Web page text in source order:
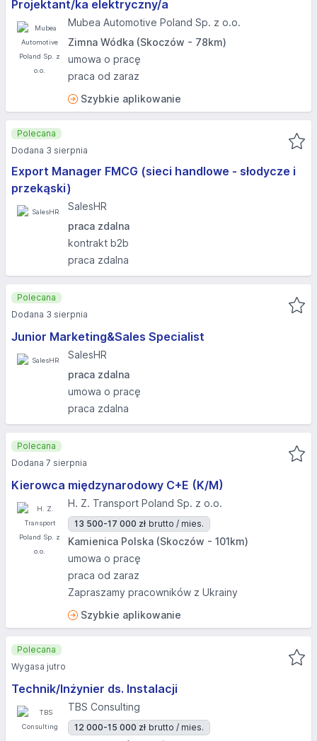
Projektant/ka elektryczny/a
Mubea Automotive Poland Sp. z o.o.
Zimna Wódka (Skoczów - 78km)
umowa o pracę
praca od zaraz
Szybkie aplikowanie
Export Manager FMCG (sieci handlowe - słodycze i
przekąski)
SalesHR
praca zdalna
kontrakt b2b
praca zdalna
Polecana
Dodana 3 sierpnia
Junior Marketing&Sales Specialist
SalesHR
praca zdalna
umowa o pracę
praca zdalna
Polecana
Dodana 3 sierpnia
Kierowca międzynarodowy C+E (K/M)
H. Z. Transport Poland Sp. z o.o.
13 500-17 000 zł brutto / mies.
Kamienica Polska (Skoczów - 101km)
umowa o pracę
praca od zaraz
Zapraszamy pracowników z Ukrainy
Szybkie aplikowanie
Polecana
Dodana 7 sierpnia
Technik/Inżynier ds. Instalacji
TBS Consulting
12 000-15 000 zł brutto / mies.
Polecana
Wygasa jutro